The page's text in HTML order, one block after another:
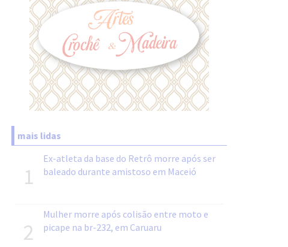
mais lidas
1
Ex-atleta da base do Retrô morre após ser
baleado durante amistoso em Maceió
2
Mulher morre após colisão entre moto e
picape na br-232, em Caruaru